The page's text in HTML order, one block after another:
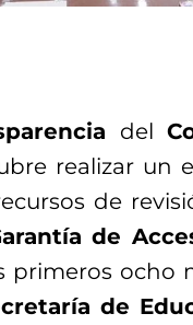
del
realizar un
de
de
primeros ocho
de